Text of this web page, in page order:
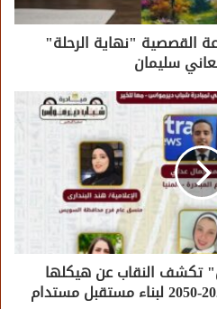
القصصية "نهاية الرحلة"
سليمان
تكشف النقاب عن هيكلها